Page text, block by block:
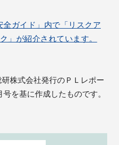
ガイド」内で「リスクア
」が紹介されています。
株式会社発行のＰＬレポー
を基に作成したものです。